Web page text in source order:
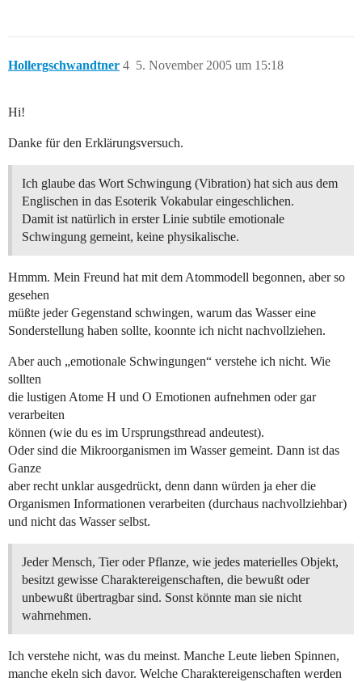
Hollergschwandtner 5. November 2005 um 15:18
4
Hi!
Danke für den Erklärungsversuch.
Ich glaube das Wort Schwingung (Vibration) hat sich aus dem
Englischen in das Esoterik Vokabular eingeschlichen.
Damit ist natürlich in erster Linie subtile emotionale
Schwingung gemeint, keine physikalische.
Hmmm. Mein Freund hat mit dem Atommodell begonnen, aber so
gesehen
müßte jeder Gegenstand schwingen, warum das Wasser eine
Sonderstellung haben sollte, koonnte ich nicht nachvollziehen.
Aber auch „emotionale Schwingungen“ verstehe ich nicht. Wie
sollten
die lustigen Atome H und O Emotionen aufnehmen oder gar
verarbeiten
können (wie du es im Ursprungsthread andeutest).
Oder sind die Mikroorganismen im Wasser gemeint. Dann ist das
Ganze
aber recht unklar ausgedrückt, denn dann würden ja eher die
Organismen Informationen verarbeiten (durchaus nachvollziehbar)
und nicht das Wasser selbst.
Jeder Mensch, Tier oder Pflanze, wie jedes materielles Objekt,
besitzt gewisse Charaktereigenschaften, die bewußt oder
unbewußt übertragbar sind. Sonst könnte man sie nicht
wahrnehmen.
Ich verstehe nicht, was du meinst. Manche Leute lieben Spinnen,
manche ekeln sich davor. Welche Charaktereigenschaften werden